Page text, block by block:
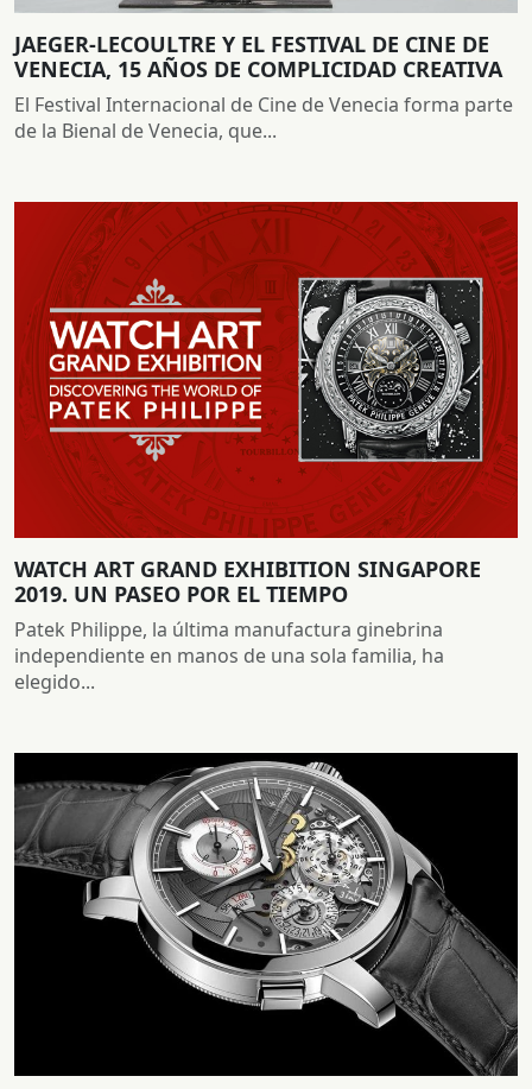
JAEGER-LECOULTRE Y EL FESTIVAL DE CINE DE
VENECIA, 15 AÑOS DE COMPLICIDAD CREATIVA
El Festival Internacional de Cine de Venecia forma parte
de la Bienal de Venecia, que...
WATCH ART GRAND EXHIBITION SINGAPORE
2019. UN PASEO POR EL TIEMPO
Patek Philippe, la última manufactura ginebrina
independiente en manos de una sola familia, ha
elegido...